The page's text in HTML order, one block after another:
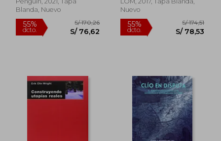
S/ 87,22
Blanda, Nuevo
Nuevo